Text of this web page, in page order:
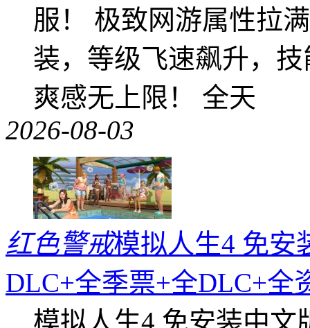
服！ 极致网游属性拉
装，等级飞速飙升，
爽感无上限！ 全天
2026-08-03
红色警戒模拟人生4 免安
DLC+全季票+全DLC+全
模拟人生4 免安装中文